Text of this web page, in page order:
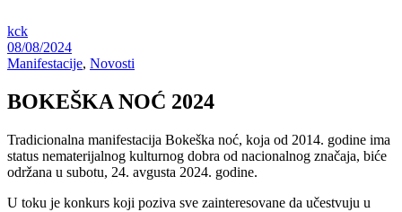
kck
08/08/2024
Manifestacije, Novosti
BOKEŠKA NOĆ 2024
Tradicionalna manifestacija Bokeška noć, koja od 2014. godine ima
status nematerijalnog kulturnog dobra od nacionalnog značaja, biće
održana u subotu, 24. avgusta 2024. godine.
U toku je konkurs koji poziva sve zainteresovane da učestvuju u